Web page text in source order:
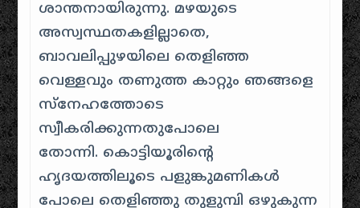
ശാന്തനായിരുന്നു. മഴയുടെ
അസ്വസ്ഥതകളില്ലാതെ,
ബാവലിപ്പുഴയിലെ തെളിഞ്ഞ
വെള്ളവും തണുത്ത കാറ്റും ഞങ്ങളെ
സ്നേഹത്തോടെ
സ്വീകരിക്കുന്നതുപോലെ
തോന്നി. കൊട്ടിയൂരിന്റെ
ഹൃദയത്തിലൂടെ പളുങ്കുമണികൾ
പോലെ തെളിഞ്ഞു തുളുമ്പി ഒഴുകുന്ന